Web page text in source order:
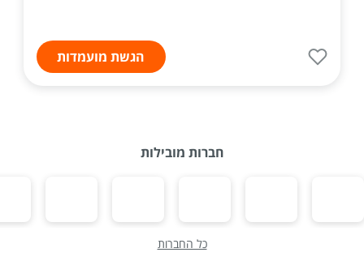
הגשת מועמדות
חברות מובילות
כל החברות